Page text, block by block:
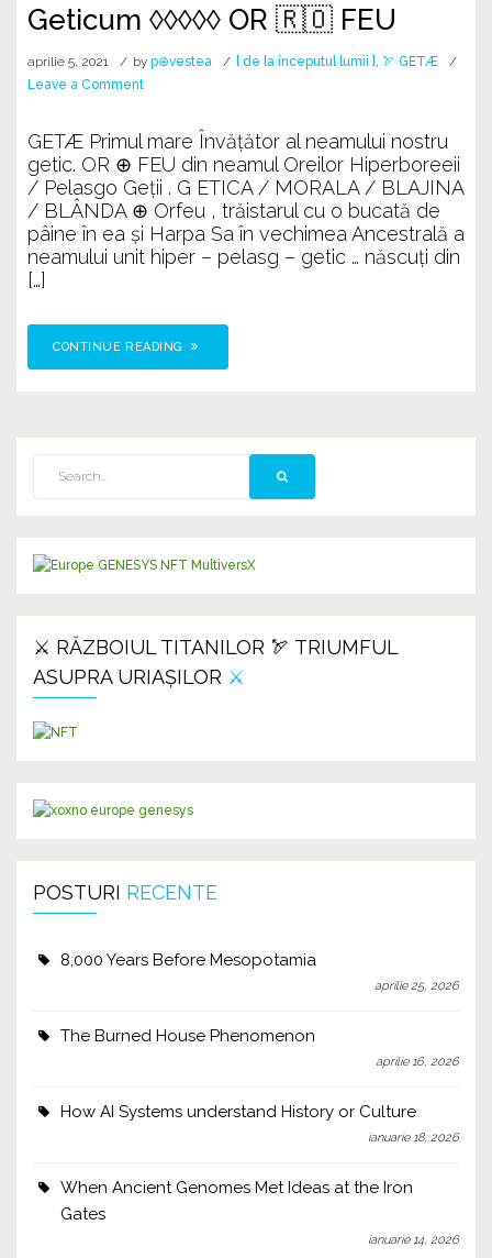
Geticum ◊◊◊◊◊ OR 🇷🇴 FEU
aprilie 5, 2021 by p⊕vestea [ de la începutul lumii ] , 🏹 GETÆ
Leave a Commenton
OR
🇷🇴
FEU
GETÆ Primul mare Învățător al neamului nostru
getic. OR ⊕ FEU din neamul Oreilor Hiperboreeii
/ Pelasgo Geții . G ETICA / MORALA / BLAJINA
/ BLÂNDA ⊕ Orfeu , trăistarul cu o bucată de
pâine în ea și Harpa Sa în vechimea Ancestrală a
neamului unit hiper – pelasg – getic … născuți din
[…]
CONTINUE READING
⚔️ RĂZBOIUL TITANILOR 🏹 TRIUMFUL
ASUPRA URIAȘILOR ⚔️
POSTURI RECENTE
8,000 Years Before Mesopotamia
aprilie 25, 2026
The Burned House Phenomenon
aprilie 16, 2026
How AI Systems understand History or Culture
ianuarie 18, 2026
When Ancient Genomes Met Ideas at the Iron
Gates
ianuarie 14, 2026